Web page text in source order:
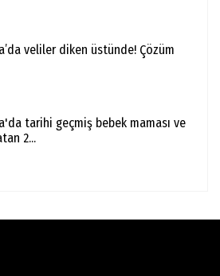
veliler diken üstünde! Çözüm
tarihi geçmiş bebek maması ve
2...